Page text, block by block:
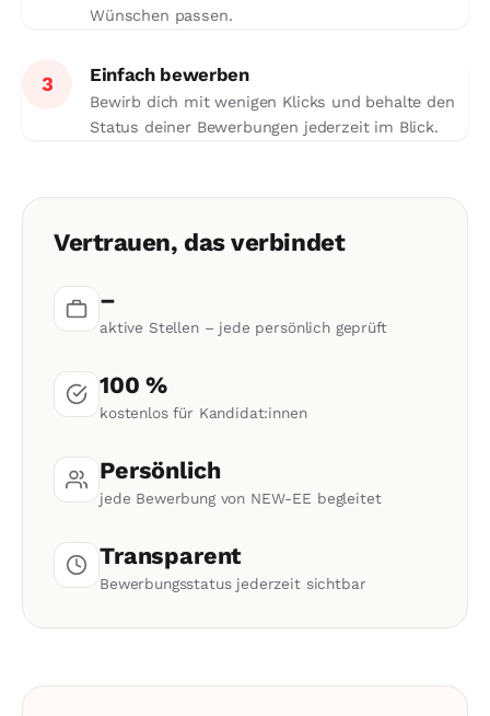
Wünschen passen.
3 Einfach bewerben
Bewirb dich mit wenigen Klicks und behalte den
Status deiner Bewerbungen jederzeit im Blick.
Vertrauen, das verbindet
–
aktive Stellen – jede persönlich geprüft
100 %
kostenlos für Kandidat:innen
Persönlich
jede Bewerbung von NEW-EE begleitet
Transparent
Bewerbungsstatus jederzeit sichtbar